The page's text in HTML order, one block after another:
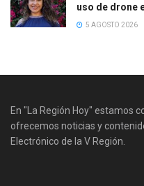
uso de drone
5 AGOSTO 2026
En "La Región Hoy" estamos
ofrecemos noticias y
Electrónico de la V Región.